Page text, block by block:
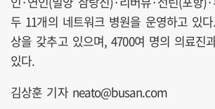
두 11개의 네트워크 병원을 운영하고 있
상을 갖추고 있으며, 4700여 명의 의료진
있다.
김상훈 기자 neato@busan.com